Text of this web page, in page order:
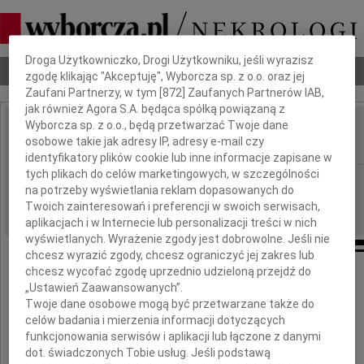
Nekrologi Odeszli Poradnik pogrzebowy
IMIĘ I NAZWISKO: Wanda Plewniok
REGION: Katowice
DATA EMISJI: 15.10.2021
Dbamy o Twoją prywatność
Droga Użytkowniczko, Drogi Użytkowniku, jeśli wyrazisz
zgodę klikając "Akceptuję", Wyborcza sp. z o.o. oraz jej
Zaufani Partnerzy, w tym [872 ] Zaufanych Partnerów IAB,
jak również Agora S.A. będąca spółką powiązaną z
Wyborcza sp. z o.o., będą przetwarzać Twoje dane
osobowe takie jak adresy IP, adresy e-mail czy
identyfikatory plików cookie lub inne informacje zapisane w
tych plikach do celów marketingowych, w szczególności
na potrzeby wyświetlania reklam dopasowanych do
Twoich zainteresowań i preferencji w swoich serwisach,
aplikacjach i w Internecie lub personalizacji treści w nich
wyświetlanych. Wyrażenie zgody jest dobrowolne. Jeśli nie
chcesz wyrazić zgody, chcesz ograniczyć jej zakres lub
chcesz wycofać zgodę uprzednio udzieloną przejdź do
„Ustawień Zaawansowanych”.
Twoje dane osobowe mogą być przetwarzane także do
celów badania i mierzenia informacji dotyczących
funkcjonowania serwisów i aplikacji lub łączone z danymi
dot. świadczonych Tobie usług. Jeśli podstawą